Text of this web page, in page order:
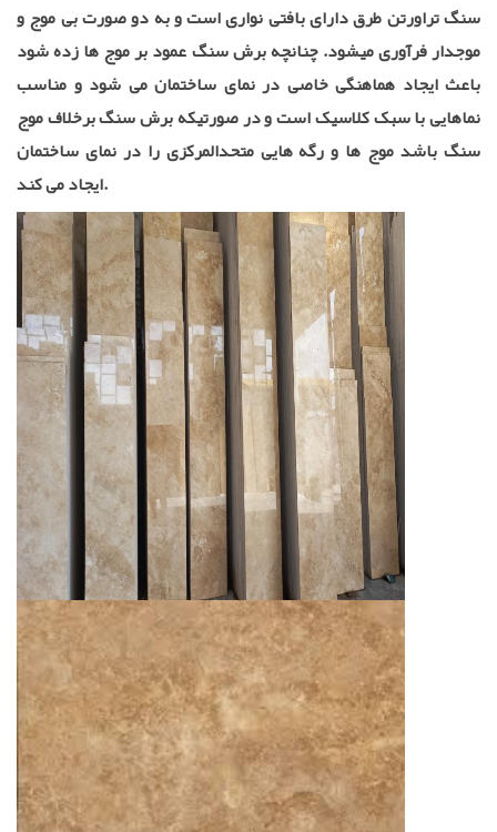
سنگ تراورتن طرق دارای بافتی نواری است و به دو صورت بی موج و
موجدار فرآوری میشود. چنانچه برش سنگ عمود بر موج ها زده شود
باعث ایجاد هماهنگی خاصی در نمای ساختمان می شود و مناسب
نماهایی با سبک کلاسیک است و در صورتیکه برش سنگ برخلاف موج
سنگ باشد موج ها و رگه هایی متحدالمرکزی را در نمای ساختمان
ایجاد می کند.